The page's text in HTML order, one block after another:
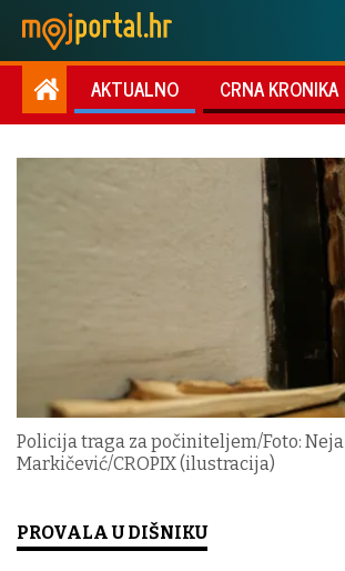
AKTUALNO CRNA KRONIKA
Policija traga za počiniteljem/Foto: Neja
Markičević/CROPIX (ilustracija)
PROVALA U DIŠNIKU